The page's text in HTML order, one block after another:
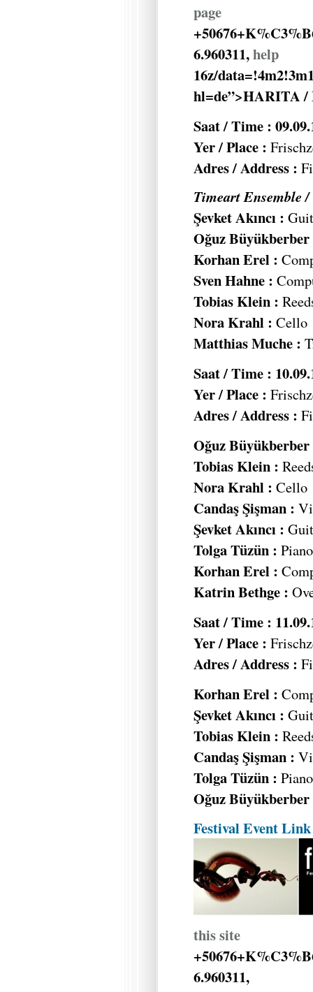
page
6.960311,help
16z/
hl=de”>HARITA /
Saat / Time :
Yer / Place :
Adres / Address :
Timeart Ensemble /
Şevket Akıncı :
Oğuz
Korhan Erel :
Sven Hahne :
Tobias Klein :
Nora Krahl : Cello
Matthias Muche :
Saat / Time :
Yer / Place :
Adres / Address :
Oğuz
Tobias Klein :
Nora Krahl : Cello
Candaş Şişman :
Şevket Akıncı :
Tolga Tüzün :
Korhan Erel :
Katrin Bethge :
Saat / Time :
Yer / Place :
Adres / Address :
Korhan Erel :
Şevket Akıncı :
Tobias Klein :
Candaş Şişman :
Tolga Tüzün :
Oğuz
Festival Event Link
this site
6.960311,